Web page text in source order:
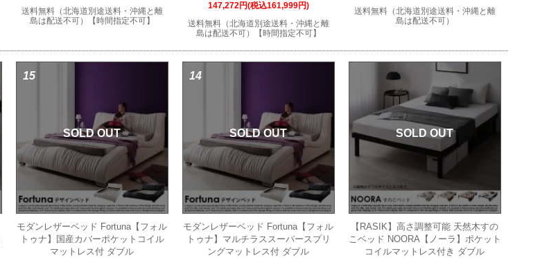
送料無料（北海道別途送料・沖縄と離
島は配送不可）【時間指定不可】
147,272円(税込161,999円)
送料無料（北海道別途送料・沖縄と離
島は配送不可）【時間指定不可】
送料無料（北海道別途送料・沖縄と離
島は配送不可）
15
SOLD OUT
モダンレザーベッド Fortuna【フォル
トゥナ】国産カバーポケットコイル
マットレス付 ダブル
14
SOLD OUT
モダンレザーベッド Fortuna【フォル
トゥナ】マルチラススーパースプリ
ングマットレス付 ダブル
SOLD OUT
【RASIK】高さ調整可能 天然木すの
こベッド NOORA【ノーラ】ポケット
コイルマットレス付き ダブル